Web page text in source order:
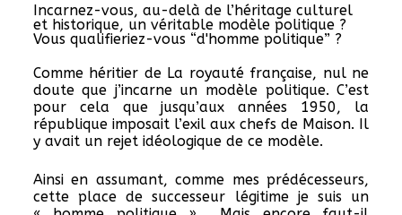
Incarnez-vous, au-delà de l’héritage culturel
et historique, un véritable modèle politique ?
Vous qualifieriez-vous “d'homme politique” ?
Comme héritier de La royauté française, nul ne
doute que j’incarne un modèle politique. C’est
pour cela que jusqu’aux années 1950, la
république imposait l’exil aux chefs de Maison. Il
y avait un rejet idéologique de ce modèle.
Ainsi en assumant, comme mes prédécesseurs,
cette place de successeur légitime je suis un